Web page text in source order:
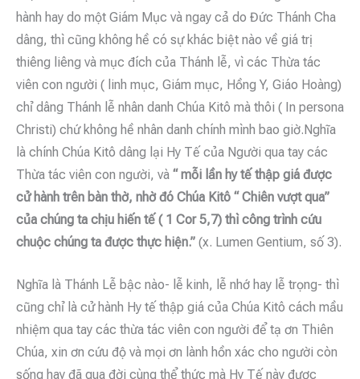
hành hay do một Giám Mục và ngay cả do Đức Thánh Cha
dâng, thì cũng không hề có sự khác biệt nào về giá trị
thiêng liêng và mục đích của Thánh lễ, vì các Thừa tác
viên con người ( linh mục, Giám mục, Hồng Y, Giáo Hoàng)
chỉ dâng Thánh lễ nhân danh Chúa Kitô mà thôi ( In persona
Christi) chứ không hề nhân danh chính mình bao giờ.Nghĩa
là chính Chúa Kitô dâng lại Hy Tế của Người qua tay các
Thừa tác viên con người, và “ mỗi lần hy tế thập giá được
cử hành trên bàn thờ, nhờ đó Chúa Kitô “ Chiên vượt qua”
của chúng ta chịu hiến tế ( 1 Cor 5,7) thì công trình cứu
chuộc chúng ta được thực hiện.” (x. Lumen Gentium, số 3).
Nghĩa là Thánh Lễ bậc nào- lễ kinh, lễ nhớ hay lễ trọng- thì
cũng chỉ là cử hành Hy tế thập giá của Chúa Kitô cách mầu
nhiệm qua tay các thừa tác viên con người để tạ ơn Thiên
Chúa, xin ơn cứu độ và mọi ơn lành hồn xác cho người còn
sống hay đã qua đời cùng thể thức mà Hy Tế này được